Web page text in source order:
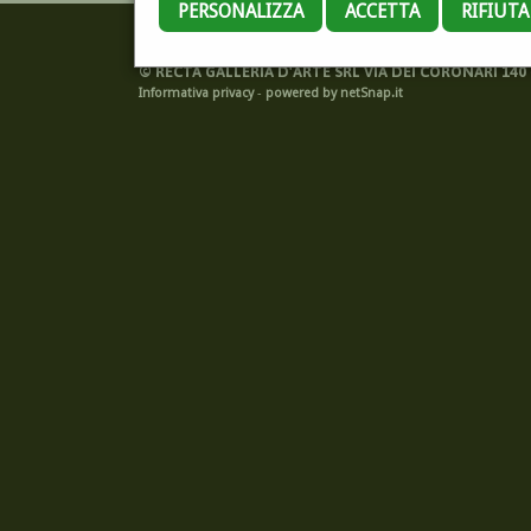
PERSONALIZZA ACCETTA
©RECTA GALLERIA D'ARTE SRL VIA DEI CORONARI
Informativa privacy- powered by netSnap.it